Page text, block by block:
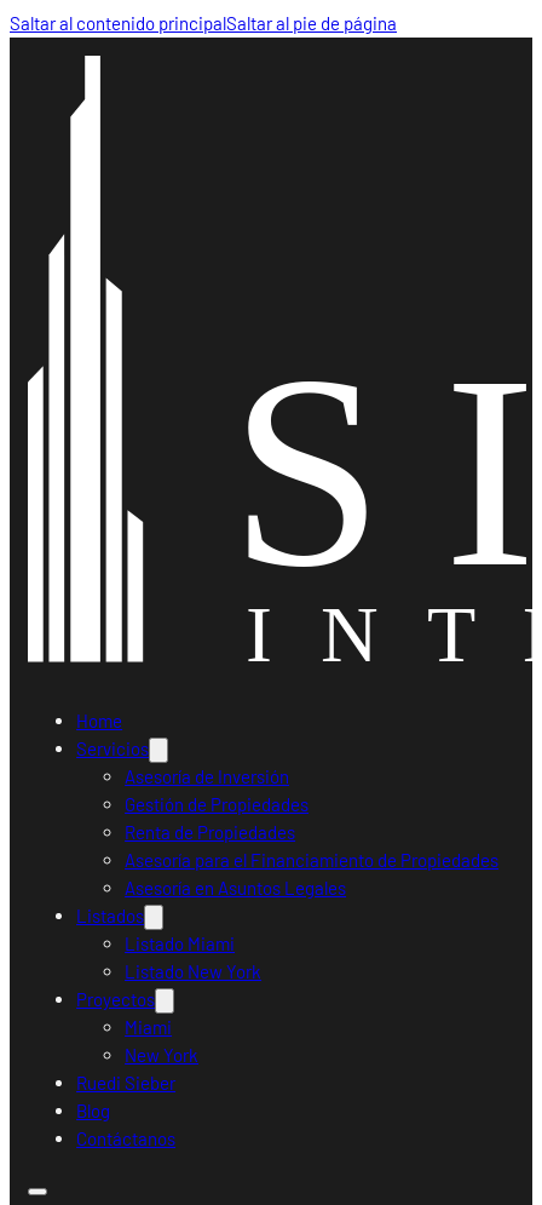
Saltar al contenido principalSaltar al pie de página
Home
Servicios
Asesoría de Inversión
Gestión de Propiedades
Renta de Propiedades
Asesoría para el Financiamiento de Propiedades
Asesoría en Asuntos Legales
Listados
Listado Miami
Listado New York
Proyectos
Miami
New York
Ruedi Sieber
Blog
Contáctanos